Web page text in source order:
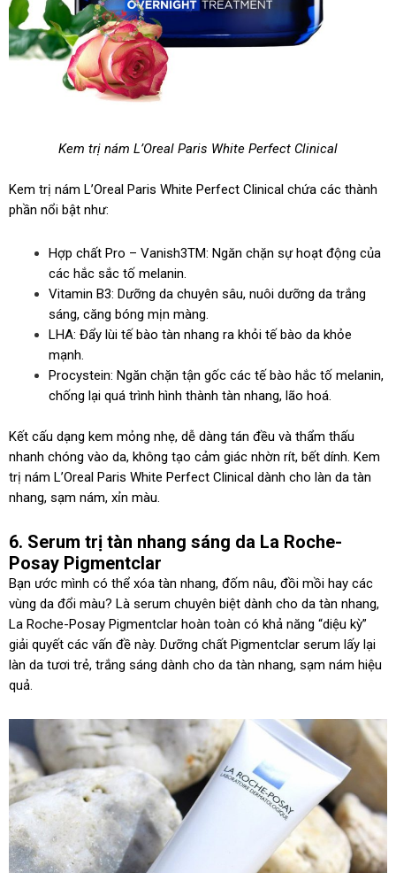
Kem trị nám L’Oreal Paris White Perfect Clinical
Kem trị nám L’Oreal Paris White Perfect Clinical chứa các thành
phần nổi bật như:
Hợp chất Pro – Vanish3TM: Ngăn chặn sự hoạt động của
các hắc sắc tố melanin.
Vitamin B3: Dưỡng da chuyên sâu, nuôi dưỡng da trắng
sáng, căng bóng mịn màng.
LHA: Đẩy lùi tế bào tàn nhang ra khỏi tế bào da khỏe
mạnh.
Procystein: Ngăn chặn tận gốc các tế bào hắc tố melanin,
chống lại quá trình hình thành tàn nhang, lão hoá.
Kết cấu dạng kem mỏng nhẹ, dễ dàng tán đều và thẩm thấu
nhanh chóng vào da, không tạo cảm giác nhờn rít, bết dính. Kem
trị nám L’Oreal Paris White Perfect Clinical dành cho làn da tàn
nhang, sạm nám, xỉn màu.
6. Serum trị tàn nhang sáng da La Roche-
Posay Pigmentclar
Bạn ước mình có thể xóa tàn nhang, đốm nâu, đồi mồi hay các
vùng da đổi màu? Là serum chuyên biệt dành cho da tàn nhang,
La Roche-Posay Pigmentclar hoàn toàn có khả năng “diệu kỳ”
giải quyết các vấn đề này. Dưỡng chất Pigmentclar serum lấy lại
làn da tươi trẻ, trắng sáng dành cho da tàn nhang, sạm nám hiệu
quả.